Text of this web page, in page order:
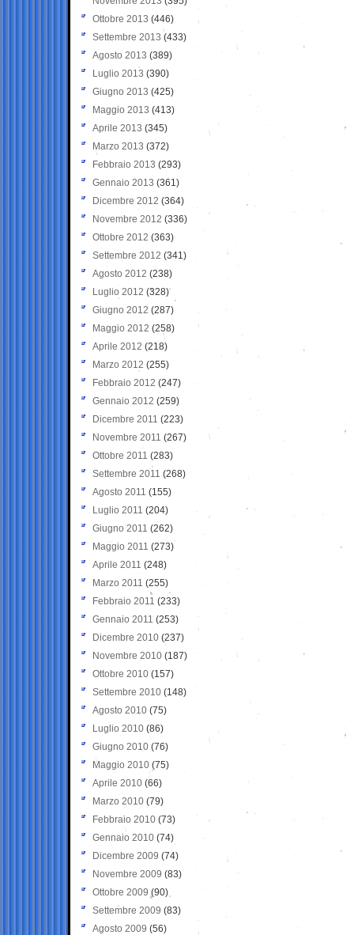
Ottobre 2013 (446)
Settembre 2013 (433)
Agosto 2013 (389)
Luglio 2013 (390)
Giugno 2013 (425)
Maggio 2013 (413)
Aprile 2013 (345)
Marzo 2013 (372)
Febbraio 2013 (293)
Gennaio 2013 (361)
Dicembre 2012 (364)
Novembre 2012 (336)
Ottobre 2012 (363)
Settembre 2012 (341)
Agosto 2012 (238)
Luglio 2012 (328)
Giugno 2012 (287)
Maggio 2012 (258)
Aprile 2012 (218)
Marzo 2012 (255)
Febbraio 2012 (247)
Gennaio 2012 (259)
Dicembre 2011 (223)
Novembre 2011 (267)
Ottobre 2011 (283)
Settembre 2011 (268)
Agosto 2011 (155)
Luglio 2011 (204)
Giugno 2011 (262)
Maggio 2011 (273)
Aprile 2011 (248)
Marzo 2011 (255)
Febbraio 2011 (233)
Gennaio 2011 (253)
Dicembre 2010 (237)
Novembre 2010 (187)
Ottobre 2010 (157)
Settembre 2010 (148)
Agosto 2010 (75)
Luglio 2010 (86)
Giugno 2010 (76)
Maggio 2010 (75)
Aprile 2010 (66)
Marzo 2010 (79)
Febbraio 2010 (73)
Gennaio 2010 (74)
Dicembre 2009 (74)
Novembre 2009 (83)
Ottobre 2009 (90)
Settembre 2009 (83)
Agosto 2009 (56)